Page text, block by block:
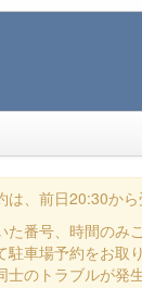
は、前日20:30か
番号、時間のみ
車場予約をお取
士のトラブルが発